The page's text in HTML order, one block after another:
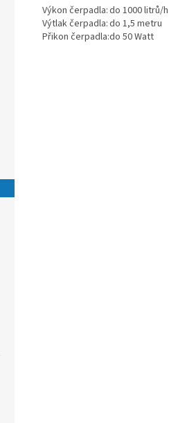
Výkon čerpadla:do 1000 litrů/h
Výtlak čerpadla:do 1,5 metru
Přikon čerpadla:do 50 Watt